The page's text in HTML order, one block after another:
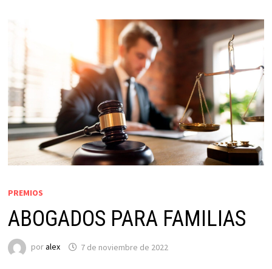
PREMIOS
ABOGADOS PARA FAMILIAS
poralex 7 de noviembre de 2022